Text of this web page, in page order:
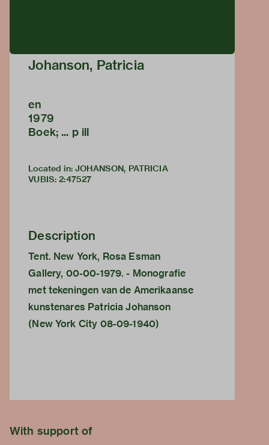
Johanson, Patricia
en
1979
Boek; ... p ill
Located in: JOHANSON, PATRICIA
VUBIS: 2:47527
Description
Tent. New York, Rosa Esman
Gallery, 00-00-1979. - Monografie
met tekeningen van de Amerikaanse
kunstenares Patricia Johanson
(New York City 08-09-1940)
With support of